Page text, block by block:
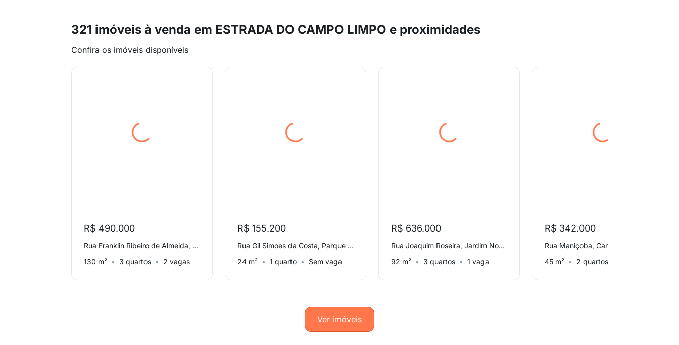
321 imóveis à venda em ESTRADA DO CAMPO LIMPO e proximidades
Confira os imóveis disponíveis
R$ 490.000
Rua Franklin Ribeiro de Almeida, Jardim Catanduva
130 m²
3 quartos 2 vagas
R$ 155.200
Rua Gil Simoes da Costa, Parque Reboucas
24 m²
1 quarto Sem vaga
R$ 636.000
Rua Joaquim Roseira, Jardim Novo Taboão
92 m²
3 quartos 1 vaga
R$ 342.000
Rua Maniçoba, Campo Limpo
45 m²
2 quartos
Ver imóveis